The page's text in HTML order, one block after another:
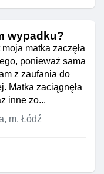
wypadku?
matka zaczęła
ponieważ sama
z zaufania do
Matka zaciągnęła
inne zo...
m. Łódź